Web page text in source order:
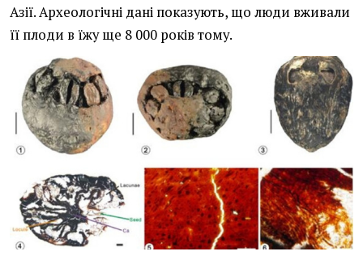
Азії. Археологічні дані показують, що люди вживали
її плоди в їжу ще 8 000 років тому.